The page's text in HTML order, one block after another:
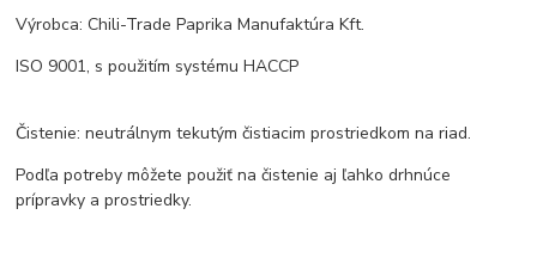
Výrobca: Chili-Trade Paprika Manufaktúra Kft.
ISO 9001, s použitím systému HACCP
Čistenie: neutrálnym tekutým čistiacim prostriedkom na riad.
Podľa potreby môžete použiť na čistenie aj ľahko drhnúce
prípravky a prostriedky.